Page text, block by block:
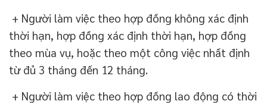
+ Người làm việc theo hợp đồng không xác định
thời hạn, hợp đồng xác định thời hạn, hợp đồng
theo mùa vụ, hoặc theo một công việc nhất định
từ đủ 3 tháng đến 12 tháng.
+ Người làm việc theo hợp đồng lao động có thời